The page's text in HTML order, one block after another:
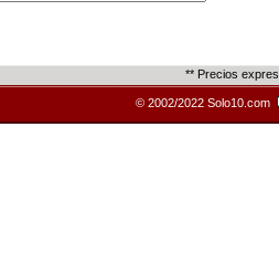
** Precios
© 2002/2022 Solo10.com